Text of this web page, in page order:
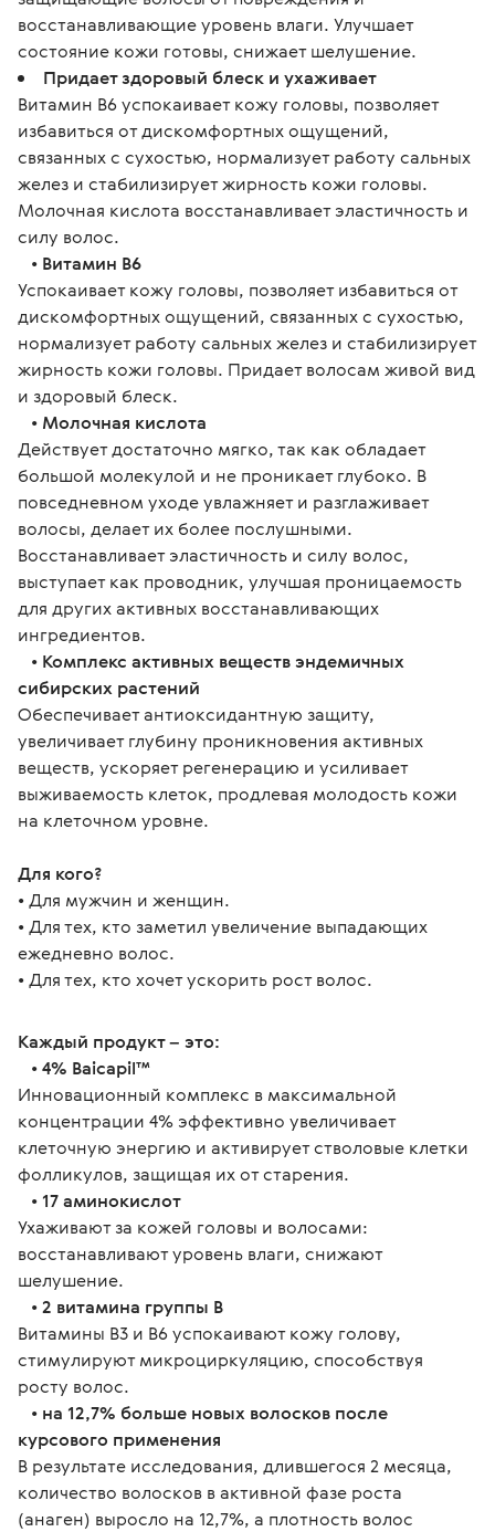
восстанавливающие уровень влаги. Улучшает
состояние кожи готовы, снижает шелушение.
Придает здоровый блеск и ухаживает
Витамин В6 успокаивает кожу головы, позволяет
избавиться от дискомфортных ощущений,
связанных с сухостью, нормализует работу сальных
желез и стабилизирует жирность кожи головы.
Молочная кислота восстанавливает эластичность и
силу волос.
• Витамин В6
Успокаивает кожу головы, позволяет избавиться от
дискомфортных ощущений, связанных с сухостью,
нормализует работу сальных желез и стабилизирует
жирность кожи головы. Придает волосам живой вид
и здоровый блеск.
• Молочная кислота
Действует достаточно мягко, так как обладает
большой молекулой и не проникает глубоко. В
повседневном уходе увлажняет и разглаживает
волосы, делает их более послушными.
Восстанавливает эластичность и силу волос,
выступает как проводник, улучшая проницаемость
для других активных восстанавливающих
ингредиентов.
• Комплекс активных веществ эндемичных
сибирских растений
Обеспечивает антиоксидантную защиту,
увеличивает глубину проникновения активных
веществ, ускоряет регенерацию и усиливает
выживаемость клеток, продлевая молодость кожи
на клеточном уровне.
Для кого?
• Для мужчин и женщин.
• Для тех, кто заметил увеличение выпадающих
ежедневно волос.
• Для тех, кто хочет ускорить рост волос.
Каждый продукт – это:
• 4% Baicapil™
Инновационный комплекс в максимальной
концентрации 4% эффективно увеличивает
клеточную энергию и активирует стволовые клетки
фолликулов, защищая их от старения.
• 17 аминокислот
Ухаживают за кожей головы и волосами:
восстанавливают уровень влаги, снижают
шелушение.
• 2 витамина группы В
Витамины В3 и В6 успокаивают кожу голову,
стимулируют микроциркуляцию, способствуя
росту волос.
• на 12,7% больше новых волосков после
курсового применения
В результате исследования, длившегося 2 месяца,
количество волосков в активной фазе роста
(анаген) выросло на 12,7%, а плотность волос